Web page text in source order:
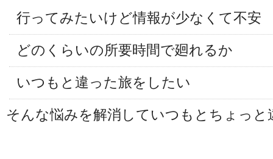
行ってみたいけど情報が少なくて不安
どのくらいの所要時間で廻れるか
いつもと違った旅をしたい
そんな悩みを解消していつもとちょっ